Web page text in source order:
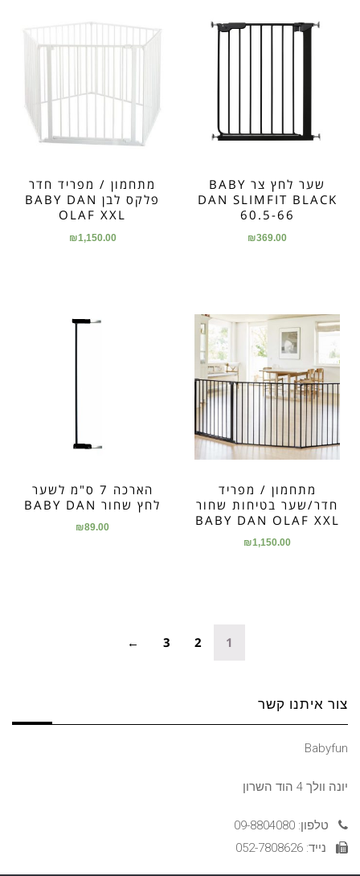
שער לחץ צר BABY
DAN SLIMFIT BLACK
60.5-66
₪369.00
מתחמון / מפריד חדר
פלקס לבן BABY DAN
OLAF XXL
₪1,150.00
מתחמון / מפריד
חדר/שער בטיחות שחור
BABY DAN OLAF XXL
₪1,150.00
הארכה 7 ס"מ לשער
לחץ שחור BABY DAN
₪89.00
1
2
3
←
צור איתנו קשר
Babyfun
יונה וולך 4 הוד השרון
טלפון: 09-8804080
נייד: 052-7808626